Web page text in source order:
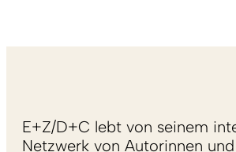
E+Z/D+C lebt von seinem
Netzwerk von Autorinnen